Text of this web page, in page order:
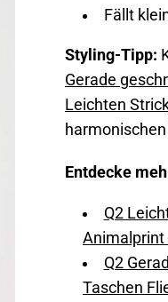
Fällt
Styling-Tipp:
Gerade
Leichten
Entdecke
Q2
Animalprint
Q2
Taschen